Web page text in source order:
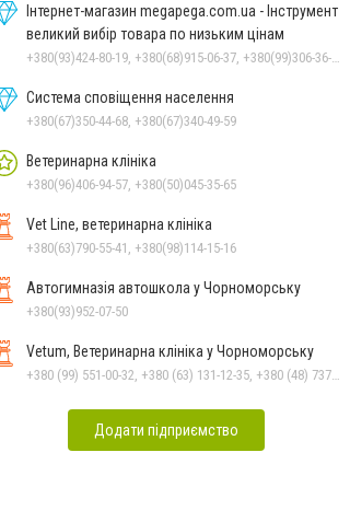
Інтернет-магазин megapega.com.ua - Інструмент
великий вибір товара по низьким цінам
Система сповіщення населення
+380(67)350-44-68, +380(67)340-49-59
Ветеринарна клініка
+380(96)406-94-57, +380(50)045-35-65
Vet Line, ветеринарна клініка
+380(63)790-55-41, +380(98)114-15-16
Автогимназія автошкола у Чорноморську
+380(93)952-07-50
Vetum, Ветеринарна клініка у Чорноморську
Додати підприємство